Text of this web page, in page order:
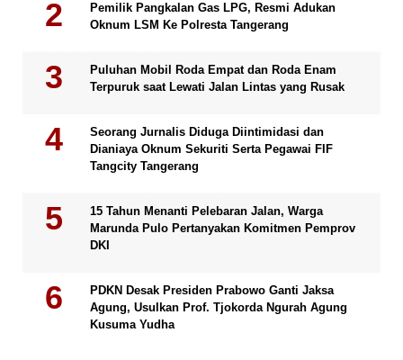
Pemilik Pangkalan Gas LPG, Resmi Adukan
Oknum LSM Ke Polresta Tangerang
Puluhan Mobil Roda Empat dan Roda Enam
Terpuruk saat Lewati Jalan Lintas yang Rusak
Seorang Jurnalis Diduga Diintimidasi dan
Dianiaya Oknum Sekuriti Serta Pegawai FIF
Tangcity Tangerang
15 Tahun Menanti Pelebaran Jalan, Warga
Marunda Pulo Pertanyakan Komitmen Pemprov
DKI
PDKN Desak Presiden Prabowo Ganti Jaksa
Agung, Usulkan Prof. Tjokorda Ngurah Agung
Kusuma Yudha